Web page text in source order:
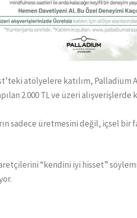
atölyelere katılım, Palladium
2.000 TL ve üzeri alışverişlerde
sadece üretmesini değil, içsel bir
“kendini iyi hisset”